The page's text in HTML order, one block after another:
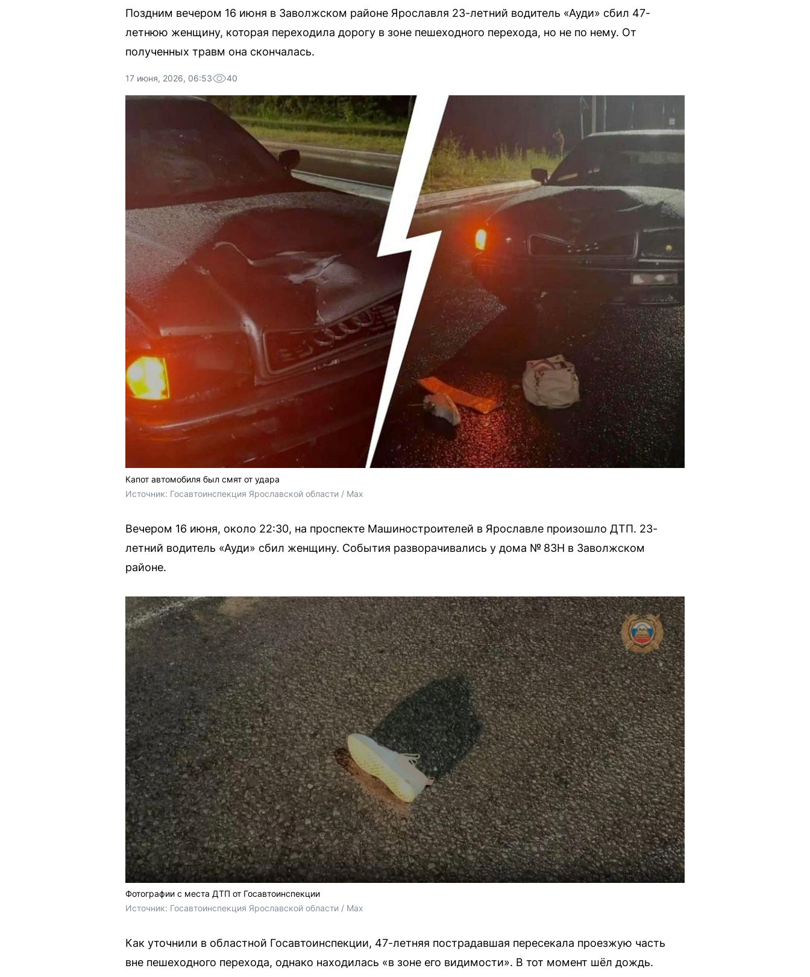
Поздним вечером 16 июня в Заволжском районе Ярославля 23-летний водитель «Ауди» сбил 47-
летнюю женщину, которая переходила дорогу в зоне пешеходного перехода, но не по нему. От
полученных травм она скончалась.
17 июня, 2026, 06:53 40
Капот автомобиля был смят от удара
Источник: Госавтоинспекция Ярославской области / Max
Вечером 16 июня, около 22:30, на проспекте Машиностроителей в Ярославле произошло ДТП. 23-
летний водитель «Ауди» сбил женщину. События разворачивались у дома № 83Н в Заволжском
районе.
Фотографии с места ДТП от Госавтоинспекции
Источник: Госавтоинспекция Ярославской области / Max
Как уточнили в областной Госавтоинспекции, 47-летняя пострадавшая пересекала проезжую часть
вне пешеходного перехода, однако находилась «в зоне его видимости». В тот момент шёл дождь.